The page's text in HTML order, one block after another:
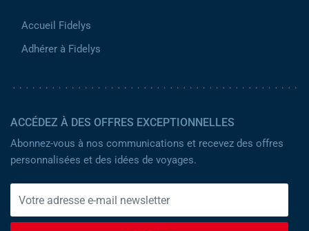
Accueil Fidelys
Adhérer à Fidelys
ACCÉDEZ À DES OFFRES EXCEPTIONNELLES
Abonnez-vous à nos communications et recevez des offres
personnalisées et des idées de voyages.